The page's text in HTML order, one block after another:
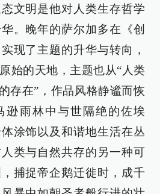
文明是他对人类生存哲学
。晚年的萨尔加多在《创
现了主题的升华与转向，
始的天地，主题也从“人类
存在”，作品风格静谧而恢
逊雨林中与世隔绝的佐埃
涂饰以及和谐地生活在丛
类与自然共存的另一种可
捕捉帝企鹅迁徙时，成千